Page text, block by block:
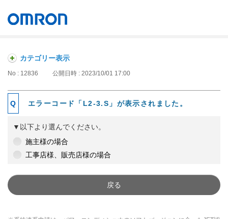
カテゴリー表示
No : 12836 公開日時 : 2023/10/01 17:00
エラーコード「L2-3.S」が表示されました。
▼以下より選んでください。
施主様の場合
工事店様、販売店様の場合
戻る